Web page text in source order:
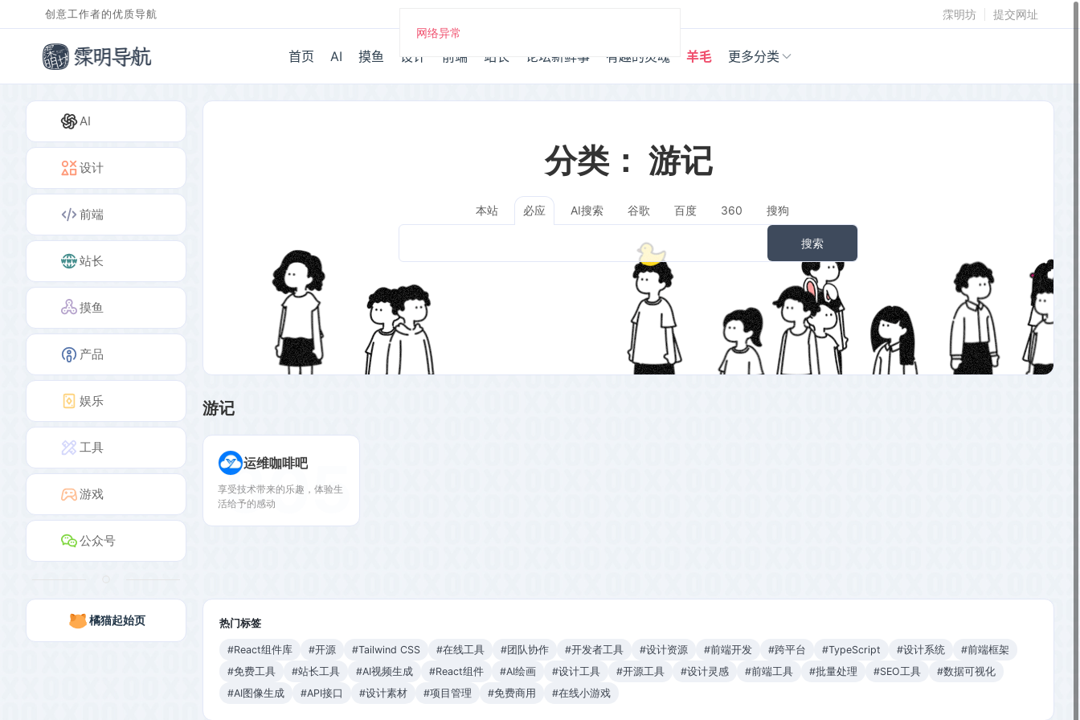
创意工作者的优质导航 霂明坊 提交网址
首页 AI 摸鱼 设计 前端 站长 论坛新鲜事 有趣的灵魂 羊毛 更多分类
AI
设计
前端
站长
摸鱼
产品
娱乐
工具
游戏
公众号
橘猫起始页
分类： 游记
本站 必应 AI搜索 谷歌 百度 360 搜狗
搜索
游记
运维咖啡吧
享受技术带来的乐趣，体验生
活给予的感动
805
热门标签
#React组件库 #开源 #Tailwind CSS #在线工具 #团队协作 #开发者工具 #设计资源 #前端开发 #跨平台 #TypeScript #设计系统
#前端框架
#免费工具
#站长工具 #AI视频生成 #React组件 #AI绘画 #设计工具 #开源工具 #设计灵感 #前端工具 #批量处理 #SEO工具
#数据可视化
#AI图像生成
#API接口 #设计素材 #项目管理 #免费商用 #在线小游戏
网络异常